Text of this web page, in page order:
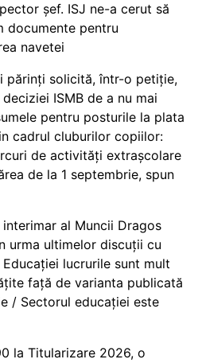
șef. ISJ ne-a cerut să
documente pentru
navetei
părinți solicită, într-o petiție,
ISMB de a nu mai
pentru posturile la plata
cadrul cluburilor copiilor:
de activități extrașcolare
de la 1 septembrie, spun
al Muncii Dragos
urma ultimelor discuții cu
lucrurile sunt mult
față de varianta publicată
/ Sectorul educației este
la Titularizare 2026, o